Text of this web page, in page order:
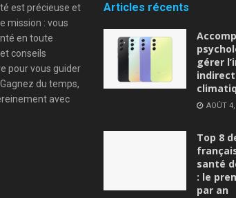
est précieuse et
mission : vous
en toute
conseils
pour vous guider
du temps,
avec
Articles récents
gérer
AOÛT
Top 8
santé
: le
par an